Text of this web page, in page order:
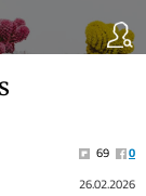
69
0
26.02.2026